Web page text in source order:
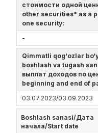
стоимости одной
other securities* as a
one security:
-
Qimmatli qog‘ozlar
boshlash va tugash
выплат доходов по
beginning and end of
03.07.2023/03.09.2023
Boshlash sanasi/Дата
начала/Start date